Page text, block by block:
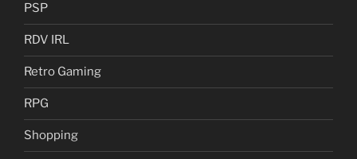
PSP
RDV IRL
Retro Gaming
RPG
Shopping